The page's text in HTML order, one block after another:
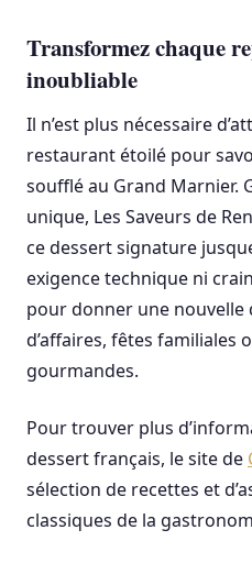
Transformez chaque
inoubliable
Il n’est plus nécessaire
restaurant étoilé pour
soufflé au Grand Marnier.
unique, Les Saveurs de
ce dessert signature
exigence technique ni
pour donner une nouvelle
d’affaires, fêtes familiales
gourmandes.
Pour trouver plus
dessert français, le site de
sélection de recettes et
classiques de la